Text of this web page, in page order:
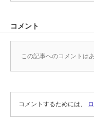
コメント
この記事へのコメントは
コメントするためには、